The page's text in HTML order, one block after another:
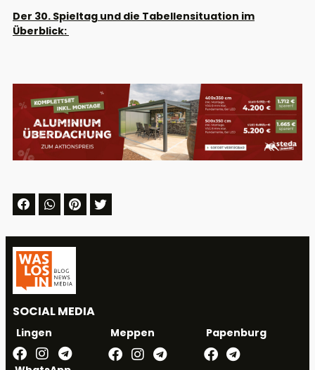
Der 30. Spieltag und die Tabellensituation im
Überblick:
SOCIAL MEDIA
Lingen Meppen Papenburg